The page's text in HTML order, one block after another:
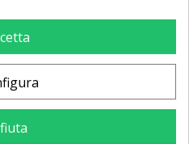
Rete minivolley metri 5,5
34,16 €